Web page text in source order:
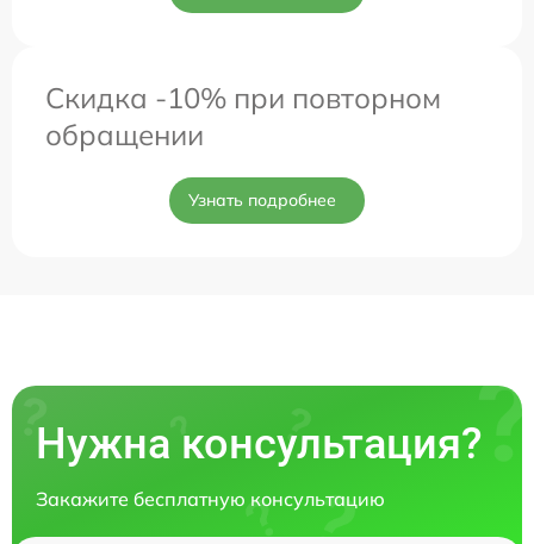
Скидка -10% при повторном
обращении
Узнать подробнее
Нужна консультация?
Закажите бесплатную консультацию